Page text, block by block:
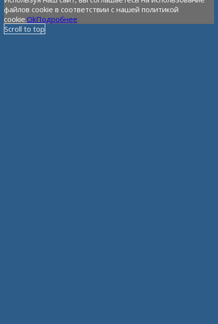
файлов cookie в соответствии с нашей политикой
cookie.OkПодробнее
Scroll to top